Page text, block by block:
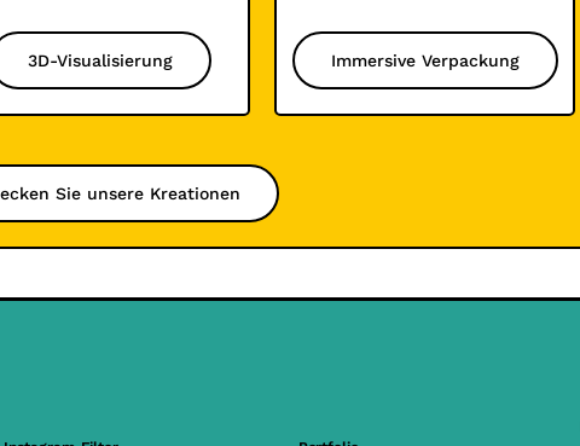
3D-Visualisierung Immersive Verpackung
Sie unsere Kreationen